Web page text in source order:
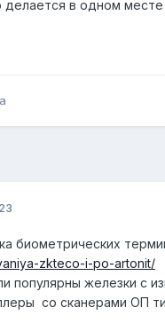
делается в одном
биометрических
zkteco-i-po-artonit/
популярны железки с
со сканерами ОП